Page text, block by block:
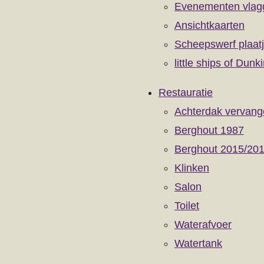
Evenementen
Ansichtkaarten
Scheepswerf
little ships of
Restauratie
Achterdak
Berghout 1987
Berghout 2015/
Klinken
Salon
Toilet
Waterafvoer
Watertank